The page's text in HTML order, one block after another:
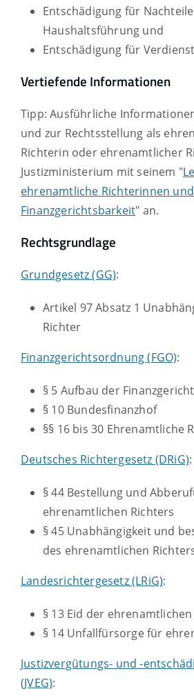
Entschädigung für
Haushaltsführung und
Entschädigung für
Vertiefende Informationen
Tipp: Ausführliche
und zur Rechtsstellung als
Richterin oder ehrenamtlicher
Justizministerium mit seinem "
ehrenamtliche Richterinnen
Finanzgerichtsbarkeit" an.
Rechtsgrundlage
Grundgesetz (GG):
Artikel 97 Absatz 1
Richter
Finanzgerichtsordnung (FGO):
§ 5 Aufbau der
§ 10 Bundesfinanzhof
§§ 16 bis 30 Ehrenamtliche
Deutsches Richtergesetz (DRiG):
§ 44 Bestellung und
ehrenamtlichen Richters
§ 45 Unabhängigkeit und
des ehrenamtlichen
Landesrichtergesetz (LRiG):
§ 13 Eid der
§ 14 Unfallfürsorge für
Justizvergütungs- und -
(JVEG):